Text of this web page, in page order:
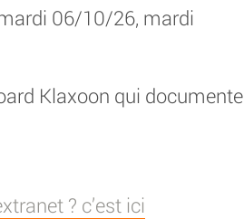
06/10/26, mardi
Klaxoon qui documente
? c’est ici